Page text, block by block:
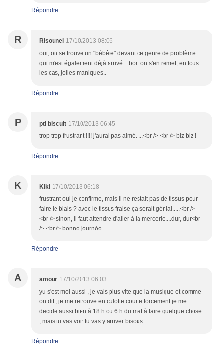
Répondre
R Risounel 17/10/2013 08:06
oui, on se trouve un "bébête" devant ce genre de problème
qui m'est également déjà arrivé... bon on s'en remet, en tous
les cas, jolies maniques..
Répondre
P pti biscuit 17/10/2013 06:45
trop trop frustrant !!!! j'aurai pas aimé.....<br /> <br /> biz biz !
Répondre
K Kiki 17/10/2013 06:18
frustrant oui je confirme, mais il ne restait pas de tissus pour
faire le biais ? avec le tissus fraise ça serait génial.....<br />
<br /> sinon, il faut attendre d'aller à la mercerie....dur, dur<br
/> <br /> bonne journée
Répondre
A amour 17/10/2013 06:03
yu s'est moi aussi , je vais plus vite que la musique et comme
on dit , je me retrouve en culotte courte forcement je me
decide aussi bien à 18 h ou 6 h du mat à faire quelque chose
, mais tu vas voir tu vas y arriver bisous
Répondre